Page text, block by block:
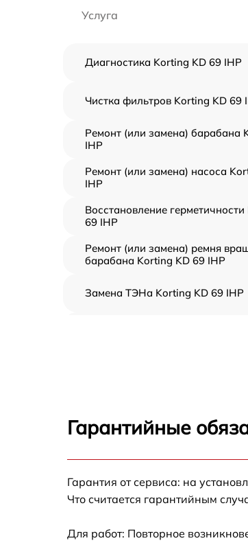
Услуга
Диагностика Korting KD 69 IHP
Чистка фильтров Korting KD 69
Ремонт (или замена) барабана
IHP
Ремонт (или замена) насоса
IHP
Восстановление
69 IHP
Ремонт (или замена) ремня
барабана Korting KD 69 IHP
Замена ТЭНа Korting KD 69 IHP
Замена дисплея Korting KD 69
69 IHP
Гарантийные
Гарантия от сервиса: на
Что считается гарантийным
Для работ: Повторное